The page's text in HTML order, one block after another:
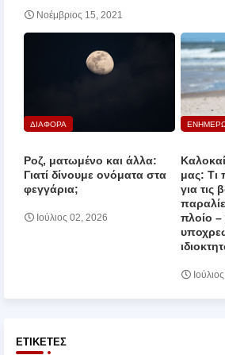
Νοέμβριος 15, 2021
ΔΙΑΦΟΡΑ
Ροζ, ματωμένο και άλλα:
Γιατί δίνουμε ονόματα στα
φεγγάρια;
Ιούλιος 02, 2026
μας: Τι
για τις
πλοίο –
ΕΤΙΚΈΤΕΣ